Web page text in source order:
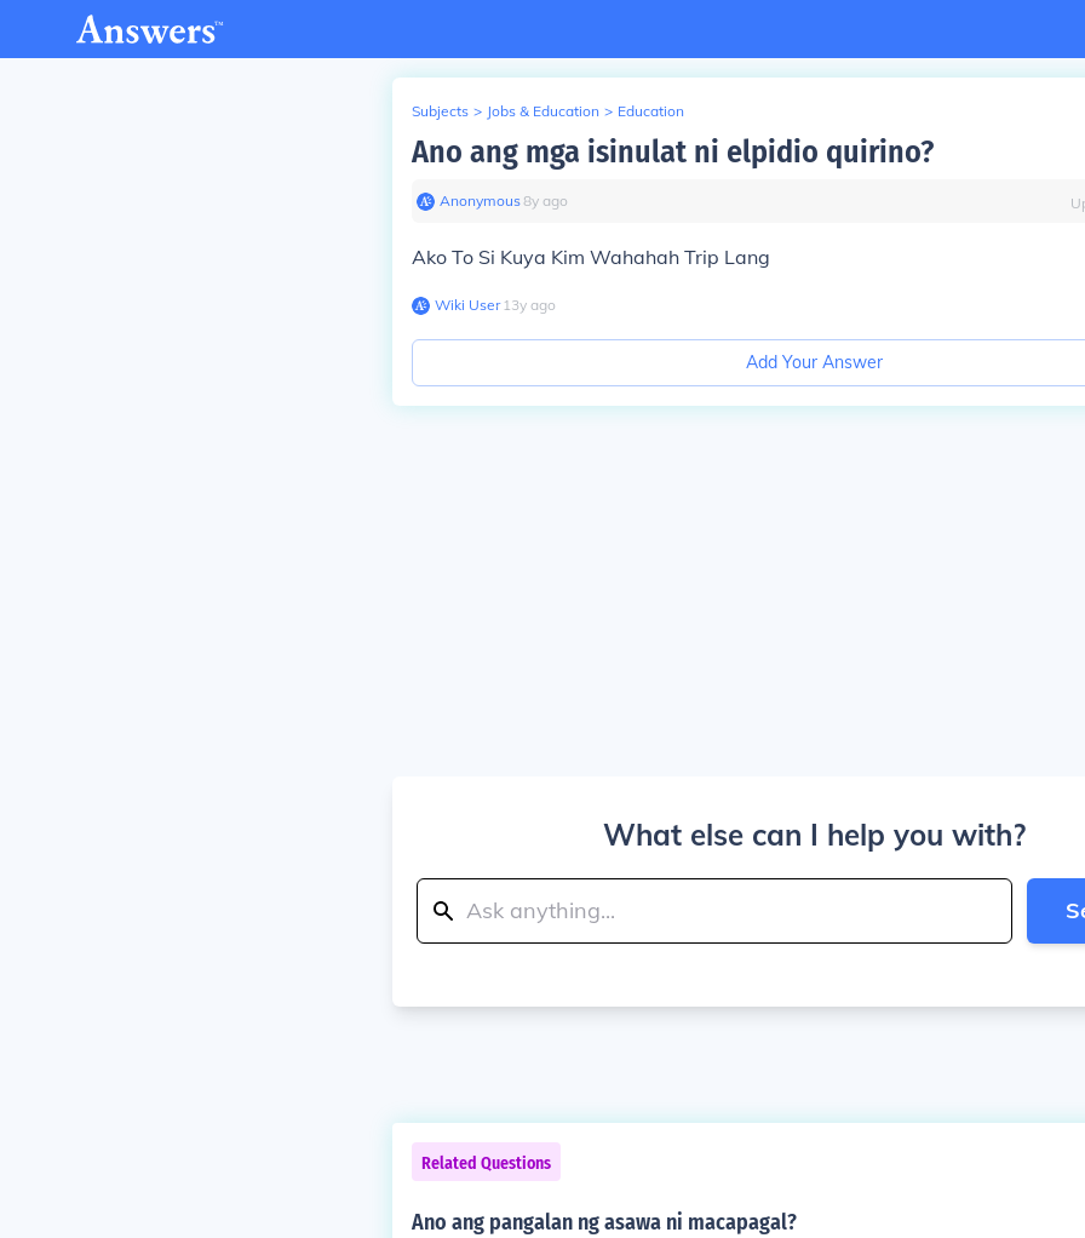
Subjects > Jobs & Education > Education
Ano ang mga isinulat ni elpidio quirino?
Anonymous∙8y ago
Ako To Si Kuya Kim Wahahah Trip Lang
Wiki User∙13y ago
Add Your Answer
What else can I help you with?
Related Questions
Ano ang pangalan ng asawa ni macapagal?